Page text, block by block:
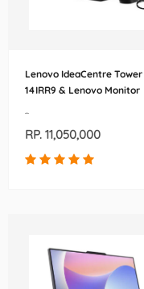
Lenovo IdeaCentre Tower
14IRR9 & Lenovo Monitor
-
RP. 11,050,000